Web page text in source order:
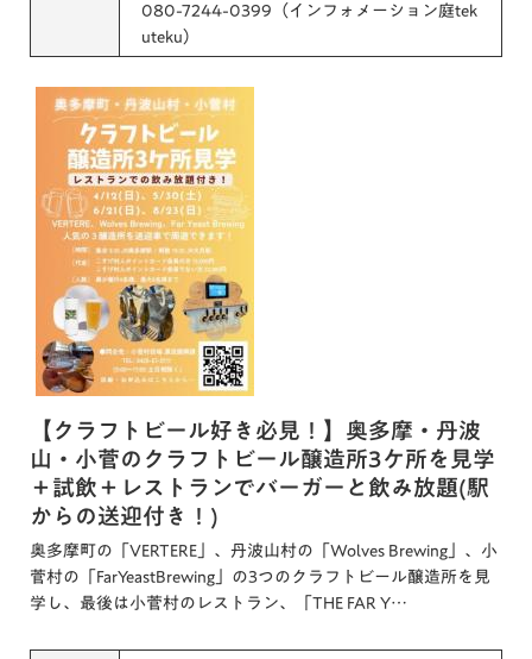
080-7244-0399（インフォメーション庭tek
uteku）
【クラフトビール好き必見！】奥多摩・丹波
山・小菅のクラフトビール醸造所3ケ所を見学
＋試飲＋レストランでバーガーと飲み放題(駅
からの送迎付き！)
奥多摩町の「VERTERE」、丹波山村の「Wolves Brewing」、小
菅村の「FarYeastBrewing」の3つのクラフトビール醸造所を見
学し、最後は小菅村のレストラン、「THE FAR Y…